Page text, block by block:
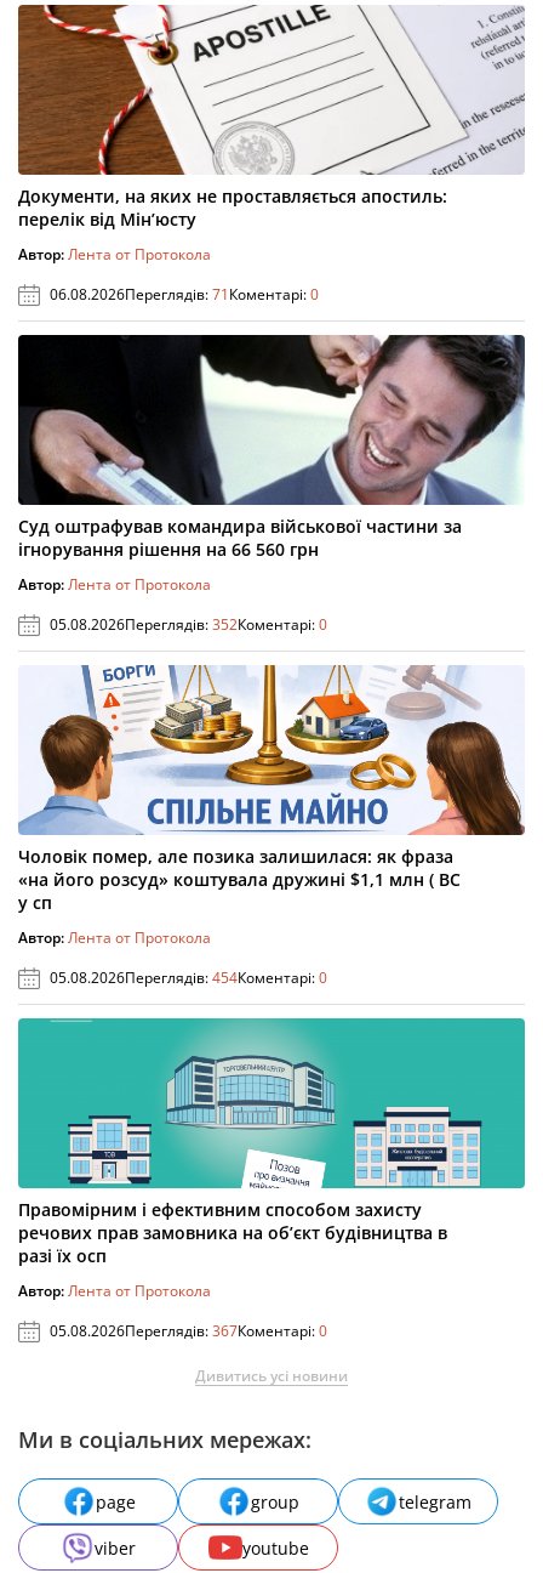
Документи, на яких не проставляється апостиль:
перелік від Мін’юсту
Автор:Лента от Протокола
06.08.2026Переглядів:71Коментарі:0
Суд оштрафував командира військової частини за
ігнорування рішення на 66 560 грн
Автор:Лента от Протокола
05.08.2026Переглядів:352Коментарі:0
Чоловік помер, але позика залишилася: як фраза
«на його розсуд» коштувала дружині $1,1 млн ( ВС
у сп
Автор:Лента от Протокола
05.08.2026Переглядів:454Коментарі:0
Правомірним і ефективним способом захисту
речових прав замовника на об’єкт будівництва в
разі їх осп
Автор:Лента от Протокола
05.08.2026Переглядів:367Коментарі:0
Дивитись усі новини
Ми в соціальних мережах:
page group
telegram
viber
youtube